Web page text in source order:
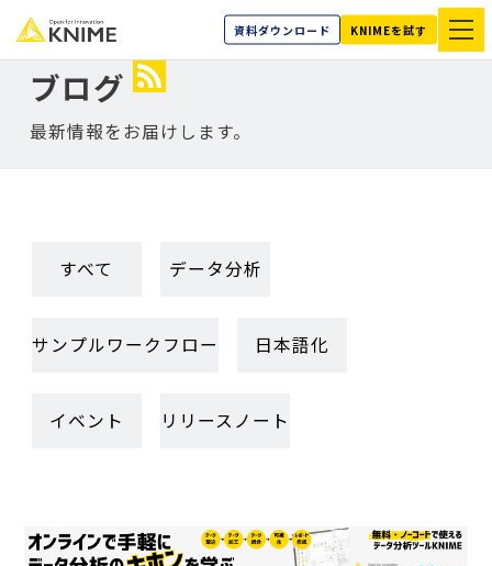
資料ダウンロード KNIMEを試す
ブログ
最新情報をお届けします。
すべて データ分析
サンプルワークフロー 日本語化
イベント リリースノート